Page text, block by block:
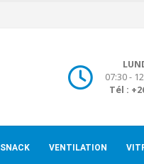
07:30 -
Tél :
SNACK VENTILATION